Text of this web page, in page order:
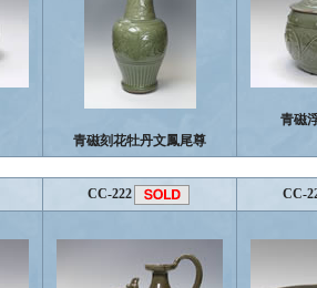
青磁刻花牡丹文鳳尾尊
青磁
CC-222 CC-